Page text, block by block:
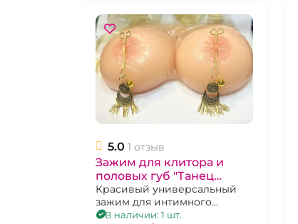
5.0 1 отзыв
Зажим для клитора и
половых губ "Танец
живота" с украшением
Красивый универсальный
зажим для интимного
украшения
В наличии: 1 шт.